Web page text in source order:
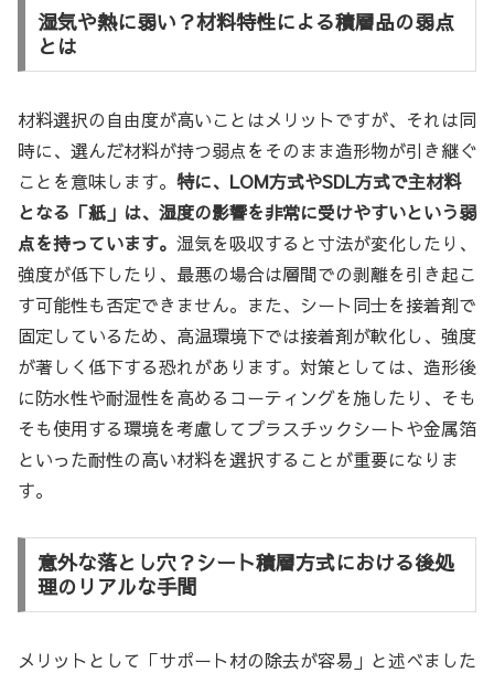
湿気や熱に弱い？材料特性による積層品の弱点
とは
材料選択の自由度が高いことはメリットですが、それは同
時に、選んだ材料が持つ弱点をそのまま造形物が引き継ぐ
ことを意味します。 特に、LOM方式やSDL方式で主材料
となる「紙」は、湿度の影響を非常に受けやすいという弱
点を持っています。 湿気を吸収すると寸法が変化したり、
強度が低下したり、最悪の場合は層間での剥離を引き起こ
す可能性も否定できません。また、シート同士を接着剤で
固定しているため、高温環境下では接着剤が軟化し、強度
が著しく低下する恐れがあります。対策としては、造形後
に防水性や耐湿性を高めるコーティングを施したり、そも
そも使用する環境を考慮してプラスチックシートや金属箔
といった耐性の高い材料を選択することが重要になりま
す。
意外な落とし穴？シート積層方式における後処
理のリアルな手間
メリットとして「サポート材の除去が容易」と述べました